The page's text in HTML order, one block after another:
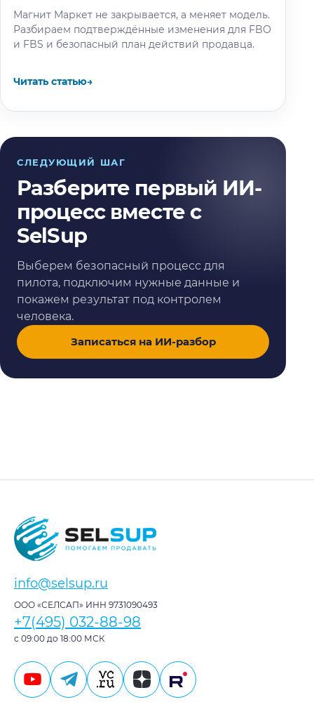
Магнит Маркет не закрывается, а меняет модель.
Разбираем подтверждённые изменения для FBO
и FBS и безопасный план действий продавца.
Читать статью→
СЛЕДУЮЩИЙ ШАГ
Разберите первый ИИ-
процесс вместе с
SelSup
Выберем безопасный процесс для
пилота, подключим нужные данные и
покажем результат под контролем
человека.
Записаться на ИИ-разбор
info@selsup.ru
ООО «СЕЛСАП» ИНН 9731090493
+7(495) 032-88-98
с 09:00 до 18:00 МСК